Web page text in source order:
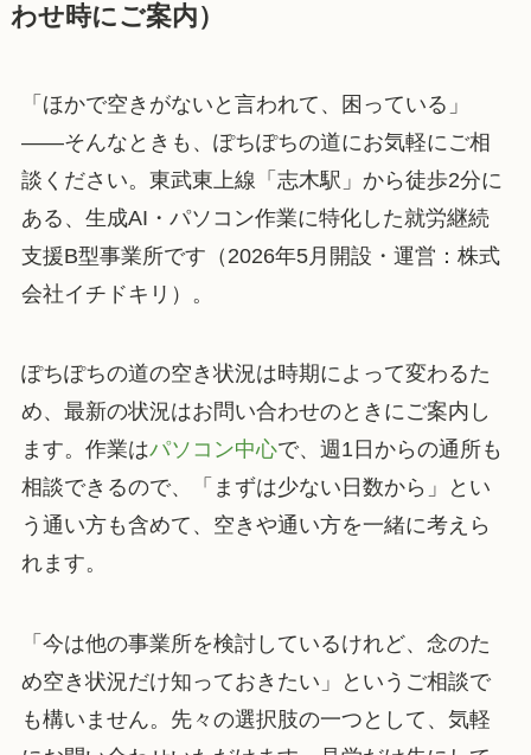
わせ時にご案内）
「ほかで空きがないと言われて、困っている」
——そんなときも、ぽちぽちの道にお気軽にご相
談ください。東武東上線「志木駅」から徒歩2分に
ある、生成AI・パソコン作業に特化した就労継続
支援B型事業所です（2026年5月開設・運営：株式
会社イチドキリ）。
ぽちぽちの道の空き状況は時期によって変わるた
め、最新の状況はお問い合わせのときにご案内し
ます。作業はパソコン中心で、週1日からの通所も
相談できるので、「まずは少ない日数から」とい
う通い方も含めて、空きや通い方を一緒に考えら
れます。
「今は他の事業所を検討しているけれど、念のた
め空き状況だけ知っておきたい」というご相談で
も構いません。先々の選択肢の一つとして、気軽